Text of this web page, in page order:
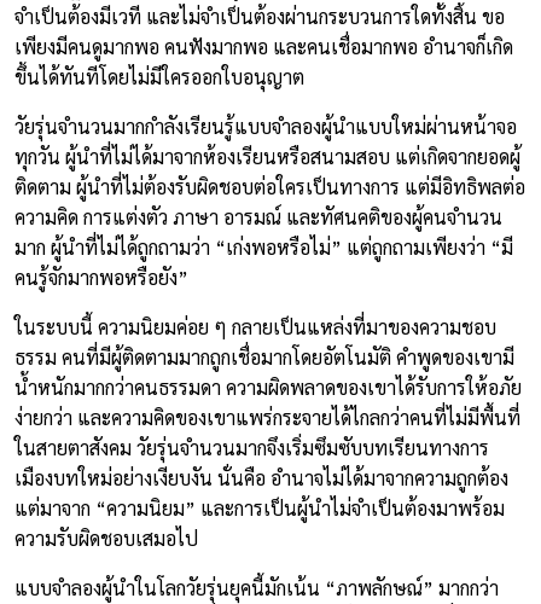
จำเป็นต้องมีเวที และไม่จำเป็นต้องผ่านกระบวนการใดทั้งสิ้น ขอ
เพียงมีคนดูมากพอ คนฟังมากพอ และคนเชื่อมากพอ อำนาจก็เกิด
ขึ้นได้ทันทีโดยไม่มีใครออกใบอนุญาต
วัยรุ่นจำนวนมากกำลังเรียนรู้แบบจำลองผู้นำแบบใหม่ผ่านหน้าจอ
ทุกวัน ผู้นำที่ไม่ได้มาจากห้องเรียนหรือสนามสอบ แต่เกิดจากยอดผู้
ติดตาม ผู้นำที่ไม่ต้องรับผิดชอบต่อใครเป็นทางการ แต่มีอิทธิพลต่อ
ความคิด การแต่งตัว ภาษา อารมณ์ และทัศนคติของผู้คนจำนวน
มาก ผู้นำที่ไม่ได้ถูกถามว่า “เก่งพอหรือไม่” แต่ถูกถามเพียงว่า “มี
คนรู้จักมากพอหรือยัง”
ในระบบนี้ ความนิยมค่อย ๆ กลายเป็นแหล่งที่มาของความชอบ
ธรรม คนที่มีผู้ติดตามมากถูกเชื่อมากโดยอัตโนมัติ คำพูดของเขามี
น้ำหนักมากกว่าคนธรรมดา ความผิดพลาดของเขาได้รับการให้อภัย
ง่ายกว่า และความคิดของเขาแพร่กระจายได้ไกลกว่าคนที่ไม่มีพื้นที่
ในสายตาสังคม วัยรุ่นจำนวนมากจึงเริ่มซึมซับบทเรียนทางการ
เมืองบทใหม่อย่างเงียบงัน นั่นคือ อำนาจไม่ได้มาจากความถูกต้อง
แต่มาจาก “ความนิยม” และการเป็นผู้นำไม่จำเป็นต้องมาพร้อม
ความรับผิดชอบเสมอไป
แบบจำลองผู้นำในโลกวัยรุ่นยุคนี้มักเน้น “ภาพลักษณ์” มากกว่า